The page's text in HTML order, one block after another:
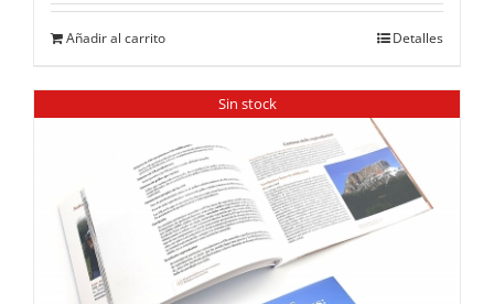
Añadir al carrito Detalles
Sin stock